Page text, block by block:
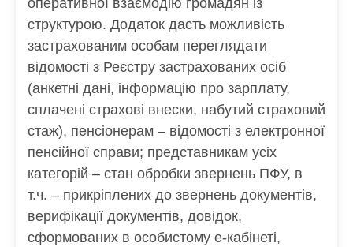
оперативної взаємодію громадян із
структурою. Додаток дасть можливість
застрахованим особам переглядати
відомості з Реєстру застрахованих осіб
(анкетні дані, інформацію про зарплату,
сплачені страхові внески, набутий страховий
стаж), пенсіонерам – відомості з електронної
пенсійної справи; представникам усіх
категорій – стан обробки звернень ПФУ, в
т.ч. – прикріплених до звернень документів,
верифікації документів, довідок,
сформованих в особистому е-кабінеті,